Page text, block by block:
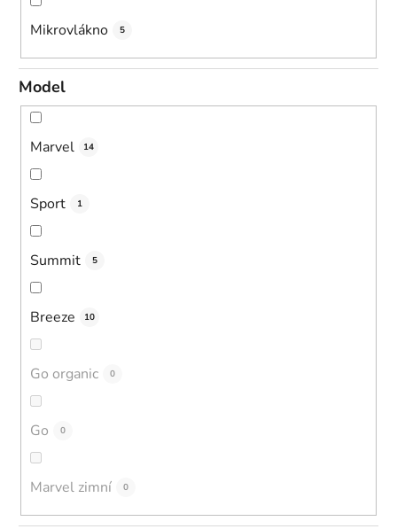
Mikrovlákno 5
Model
Marvel 14
Sport 1
Summit 5
Breeze 10
Go organic 0
Go 0
Marvel zimní 0